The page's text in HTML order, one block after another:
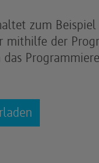
zum
mithilfe der